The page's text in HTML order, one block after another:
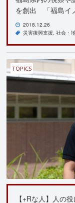
を創出 「福島イ
2018.12.26
災害復興支援 社会・
TOPICS
【+Rな人】人の